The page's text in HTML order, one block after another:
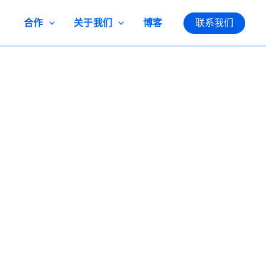
合作 关于我们 博客 联系我们